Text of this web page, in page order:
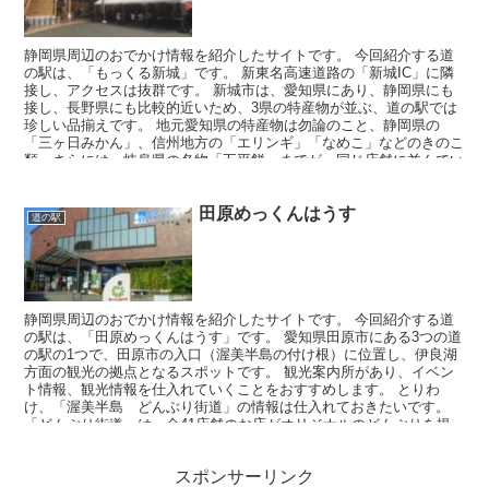
静岡県周辺のおでかけ情報を紹介したサイトです。 今回紹介する道
の駅は、「もっくる新城」です。 新東名高速道路の「新城IC」に隣
接し、アクセスは抜群です。 新城市は、愛知県にあり、静岡県にも
接し、長野県にも比較的近いため、3県の特産物が並ぶ、道の駅では
珍しい品揃えです。 地元愛知県の特産物は勿論のこと、静岡県の
「三ヶ日みかん」、信州地方の「エリンギ」「なめこ」などのきのこ
類、さらには、岐阜県の名物「五平餅」までが、同じ店舗に並んでい
道の駅 田原めっくんはうす
静岡県周辺のおでかけ情報を紹介したサイトです。 今回紹介する道
の駅は、「田原めっくんはうす」です。 愛知県田原市にある3つの道
の駅の1つで、田原市の入口（渥美半島の付け根）に位置し、伊良湖
方面の観光の拠点となるスポットです。 観光案内所があり、イベン
ト情報、観光情報を仕入れていくことをおすすめします。 とりわ
け、「渥美半島 どんぶり街道」の情報は仕入れておきたいです。
「どんぶり街道」は、全41店舗のお店がオリジナルのどんぶりを提
スポンサーリンク